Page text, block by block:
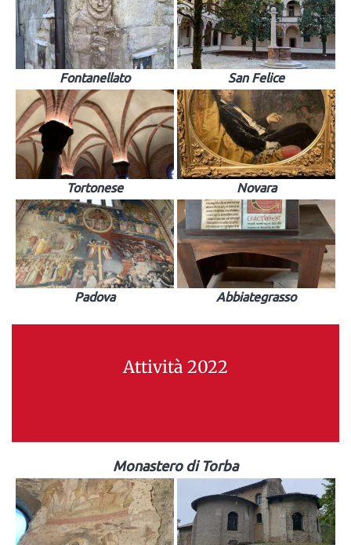
Fontanellato San Felice
Tortonese Novara
Padova Abbiategrasso
Attività 2022
Monastero di Torba